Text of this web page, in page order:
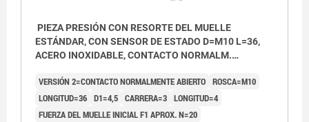
PIEZA PRESIÓN CON RESORTE DEL MUELLE
ESTÁNDAR, CON SENSOR DE ESTADO D=M10 L=36,
ACERO INOXIDABLE, CONTACTO NORMALM.
VERSIÓN 2=CONTACTO NORMALMENTE ABIERTO ROSCA=M10
LONGITUD=36 D1=4,5 CARRERA=3 LONGITUD=4
FUERZA DEL MUELLE INICIAL F1 APROX. N=20